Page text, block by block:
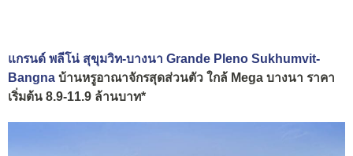
แกรนด์ พลีโน่ สุขุมวิท-บางนา Grande Pleno Sukhumvit-
Bangna บ้านหรูอาณาจักรสุดส่วนตัว ใกล้ Mega บางนา ราคา
เริ่มต้น 8.9-11.9 ล้านบาท*